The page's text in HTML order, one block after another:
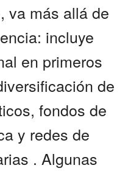
va más allá de
incluye
en primeros
de
fondos de
y redes de
. Algunas